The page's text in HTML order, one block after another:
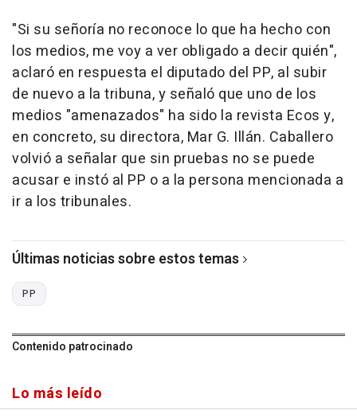
"Si su señoría no reconoce lo que ha hecho con
los medios, me voy a ver obligado a decir quién",
aclaró en respuesta el diputado del PP, al subir
de nuevo a la tribuna, y señaló que uno de los
medios "amenazados" ha sido la revista Ecos y,
en concreto, su directora, Mar G. Illán. Caballero
volvió a señalar que sin pruebas no se puede
acusar e instó al PP o a la persona mencionada a
ir a los tribunales.
Últimas noticias sobre estos temas
PP
Contenido patrocinado
Lo más leído